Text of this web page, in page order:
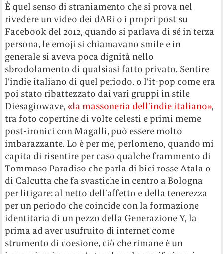
È quel senso di straniamento che si prova nel
rivedere un video dei dARi o i propri post su
Facebook del 2012, quando si parlava di sé in terza
persona, le emoji si chiamavano smile e in
generale si aveva poca dignità nello
sbrodolamento di qualsiasi fatto privato. Sentire
l’indie italiano di quel periodo, o l’it-pop come era
poi stato ribattezzato dai vari gruppi in stile
Diesagiowave,«la massoneria dell’indie italiano»,
tra foto copertine di volte celesti e primi meme
post-ironici con Magalli, può essere molto
imbarazzante. Lo è per me, perlomeno, quando mi
capita di risentire per caso qualche frammento di
Tommaso Paradiso che parla di bici rosse Atala o
di Calcutta che fa svastiche in centro a Bologna
per litigare: al netto dell’affetto e della tenerezza
per un periodo che coincide con la formazione
identitaria di un pezzo della Generazione Y, la
prima ad aver usufruito di internet come
strumento di coesione, ciò che rimane è un